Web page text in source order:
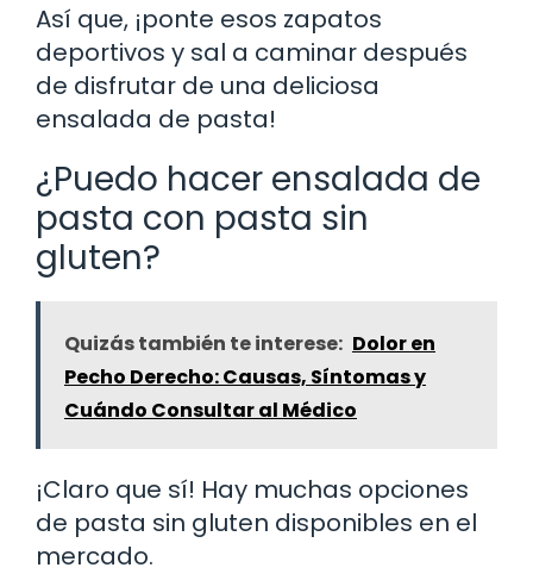
Así que, ¡ponte esos zapatos
deportivos y sal a caminar después
de disfrutar de una deliciosa
ensalada de pasta!
¿Puedo hacer ensalada de
pasta con pasta sin
gluten?
Quizás también te interese: Dolor en
Pecho Derecho: Causas, Síntomas y
Cuándo Consultar al Médico
¡Claro que sí! Hay muchas opciones
de pasta sin gluten disponibles en el
mercado.